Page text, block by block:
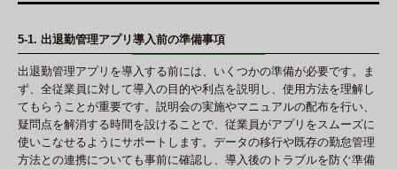
5-1. 出退勤管理アプリ導入前の準備事項
出退勤管理アプリを導入する前には、いくつかの準備が必要です。ま
ず、全従業員に対して導入の目的や利点を説明し、使用方法を理解し
てもらうことが重要です。説明会の実施やマニュアルの配布を行い、
疑問点を解消する時間を設けることで、従業員がアプリをスムーズに
使いこなせるようにサポートします。データの移行や既存の勤怠管理
方法との連携についても事前に確認し、導入後のトラブルを防ぐ準備